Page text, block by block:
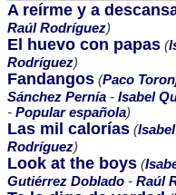
A reírme y a
Raúl Rodríguez)
El huevo con papas (
Rodríguez)
Fandangos (Paco
Sánchez Pernía - Isabel
- Popular española)
Las mil calorías (
Rodríguez)
Look at the boys (
Gutiérrez Doblado - Raúl